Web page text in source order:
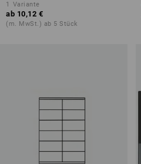
1 Variante
ab 10,12 €
(m. MwSt.) ab 5 Stück